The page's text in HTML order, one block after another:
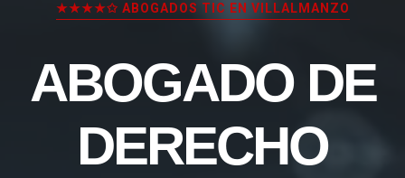
★★★★✩ ABOGADOS TIC EN VILLALMANZO
ABOGADO DE
DERECHO